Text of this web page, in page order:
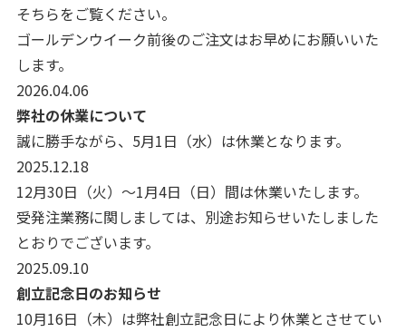
そちらをご覧ください。
ゴールデンウイーク前後のご注文はお早めにお願いいた
します。
2026.04.06
弊社の休業について
誠に勝手ながら、5月1日（水）は休業となります。
2025.12.18
12月30日（火）～1月4日（日）間は休業いたします。
受発注業務に関しましては、別途お知らせいたしました
とおりでございます。
2025.09.10
創立記念日のお知らせ
10月16日（木）は弊社創立記念日により休業とさせてい